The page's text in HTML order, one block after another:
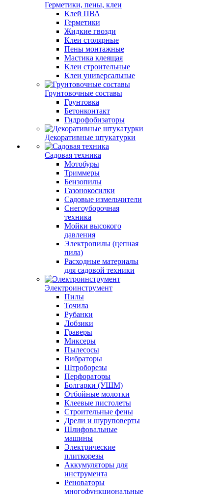
Герметики, пены, клеи
Клей ПВА
Герметики
Жидкие гвозди
Клеи столярные
Пены монтажные
Мастика клеящая
Клеи строительные
Клеи универсальные
Грунтовочные составы
Грунтовка
Бетонконтакт
Гидрофобизаторы
Декоративные штукатурки
Садовая техника
Мотобуры
Триммеры
Бензопилы
Газонокосилки
Садовые измельчители
Снегоуборочная
техника
Мойки высокого
давления
Электропилы (цепная
пила)
Расходные материалы
для садовой техники
Электроинструмент
Пилы
Точила
Рубанки
Лобзики
Граверы
Миксеры
Пылесосы
Вибраторы
Штроборезы
Перфораторы
Болгарки (УШМ)
Отбойные молотки
Клеевые пистолеты
Строительные фены
Дрели и шуруповерты
Шлифовальные
машины
Электрические
плиткорезы
Аккумуляторы для
инструмента
Реноваторы
многофункциональные